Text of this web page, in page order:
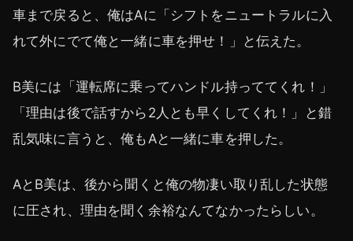
車まで戻ると、俺はAに「シフトをニュートラルに入
れて外にでて俺と一緒に車を押せ！」と伝えた。
B美には「運転席に乗ってハンドル持っててくれ！」
「理由は後で話すから2人とも早くしてくれ！」と錯
乱気味に言うと、俺もAと一緒に車を押した。
AとB美は、後から聞くと俺の物凄い取り乱した状態
に圧され、理由を聞く余裕なんてなかったらしい。